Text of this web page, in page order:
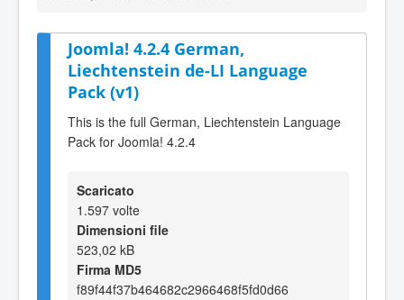
Joomla! 4.2.4 German,
Liechtenstein de-LI Language
Pack (v1)
This is the full German, Liechtenstein Language
Pack for Joomla! 4.2.4
Scaricato
1.597 volte
Dimensioni file
523,02 kB
Firma MD5
f89f44f37b464682c2966468f5fd0d66